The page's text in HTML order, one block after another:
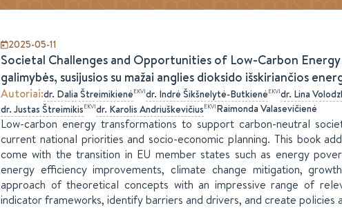
2025-05-11
Societal Challenges and Opportunities of Low-Carbon
galimybės, susijusios su mažai anglies dioksido išskiriančios
Autoriai:dr. Dalia ŠtreimikienėEKVIdr. Indrė Šikšnelytė-ButkienėEKVIdr. Lina
dr. Justas ŠtreimikisEKVIdr. Karolis AndriuškevičiusEKVIRaimonda Valasevičienė
Low-carbon energy transformations to support carbon-neutral
current national priorities and socio-economic planning. This book
come with the transition in EU member states such as energy
energy efficiency improvements, climate change mitigation,
approach of theoretical concepts with an impressive range of
indicator frameworks, identify barriers and drivers, and create policies